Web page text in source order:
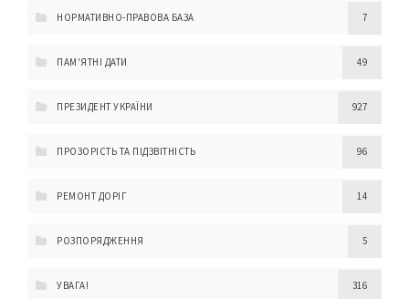
НОРМАТИВНО-ПРАВОВА БАЗА 7
ПАМ'ЯТНІ ДАТИ 49
ПРЕЗИДЕНТ УКРАЇНИ 927
ПРОЗОРІСТЬ ТА ПІДЗВІТНІСТЬ 96
РЕМОНТ ДОРІГ 14
РОЗПОРЯДЖЕННЯ 5
УВАГА! 316